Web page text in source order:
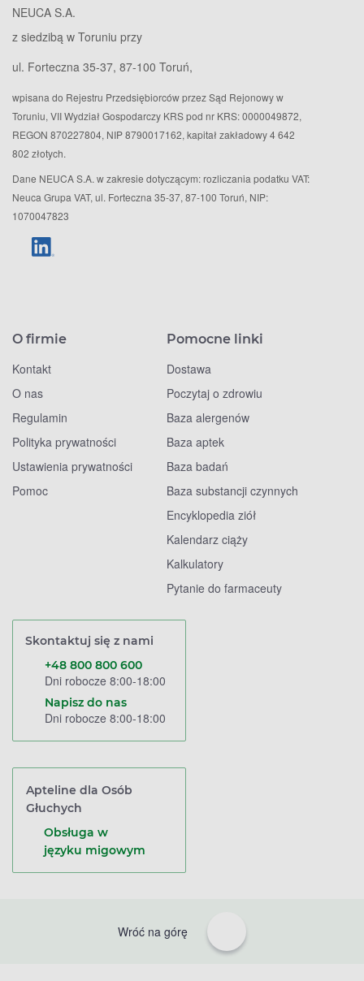
NEUCA S.A.
z siedzibą w Toruniu przy
ul. Forteczna 35-37, 87-100 Toruń,
wpisana do Rejestru Przedsiębiorców przez Sąd Rejonowy w
Toruniu, VII Wydział Gospodarczy KRS pod nr KRS: 0000049872,
REGON 870227804, NIP 8790017162, kapitał zakładowy 4 642
802 złotych.
Dane NEUCA S.A. w zakresie dotyczącym: rozliczania podatku VAT:
Neuca Grupa VAT, ul. Forteczna 35-37, 87-100 Toruń, NIP:
1070047823
O firmie
Kontakt
O nas
Regulamin
Polityka prywatności
Ustawienia prywatności
Pomoc
Pomocne linki
Dostawa
Poczytaj o zdrowiu
Baza alergenów
Baza aptek
Baza badań
Baza substancji czynnych
Encyklopedia ziół
Kalendarz ciąży
Kalkulatory
Pytanie do farmaceuty
Skontaktuj się z nami
+48 800 800 600
Dni robocze 8:00-18:00
Napisz do nas
Dni robocze 8:00-18:00
Apteline dla Osób
Głuchych
Obsługa w
języku migowym
Wróć na górę